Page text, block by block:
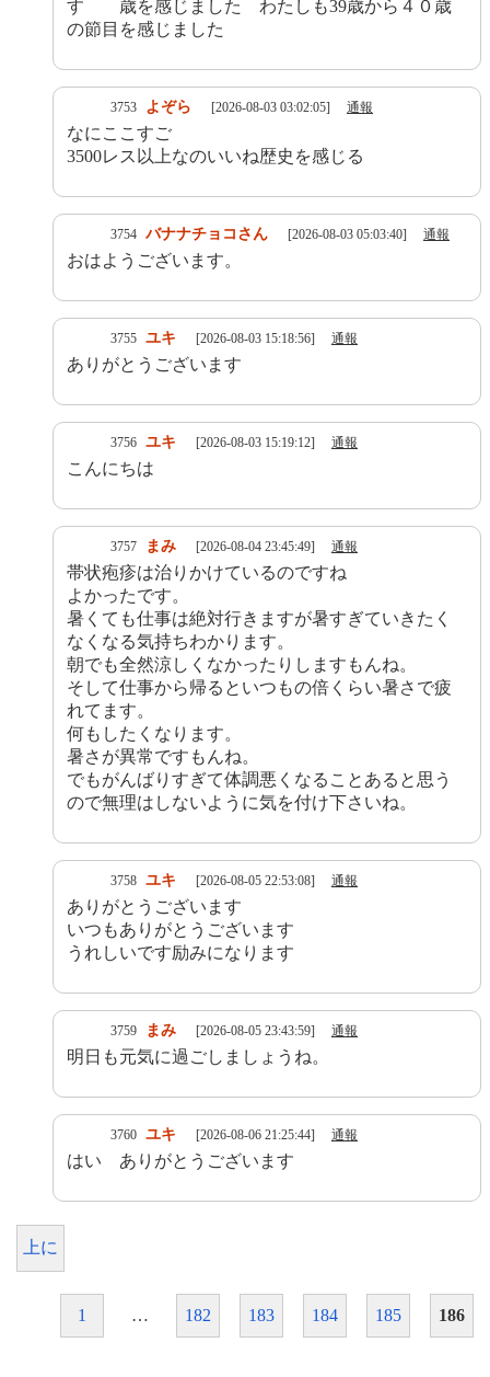
す 歳を感じました わたしも39歳から４０歳
の節目を感じました
3753 よぞら [2026-08-03 03:02:05] 通報
なにここすご
3500レス以上なのいいね歴史を感じる
3754 バナナチョコさん [2026-08-03 05:03:40] 通報
おはようございます。
3755 ユキ [2026-08-03 15:18:56] 通報
ありがとうございます
3756 ユキ [2026-08-03 15:19:12] 通報
こんにちは
3757 まみ [2026-08-04 23:45:49] 通報
帯状疱疹は治りかけているのですね
よかったです。
暑くても仕事は絶対行きますが暑すぎていきたく
なくなる気持ちわかります。
朝でも全然涼しくなかったりしますもんね。
そして仕事から帰るといつもの倍くらい暑さで疲
れてます。
何もしたくなります。
暑さが異常ですもんね。
でもがんばりすぎて体調悪くなることあると思う
ので無理はしないように気を付け下さいね。
3758 ユキ [2026-08-05 22:53:08] 通報
ありがとうございます
いつもありがとうございます
うれしいです励みになります
3759 まみ [2026-08-05 23:43:59] 通報
明日も元気に過ごしましょうね。
3760 ユキ [2026-08-06 21:25:44] 通報
はい ありがとうございます
上に
1 … 182 183 184 185 186